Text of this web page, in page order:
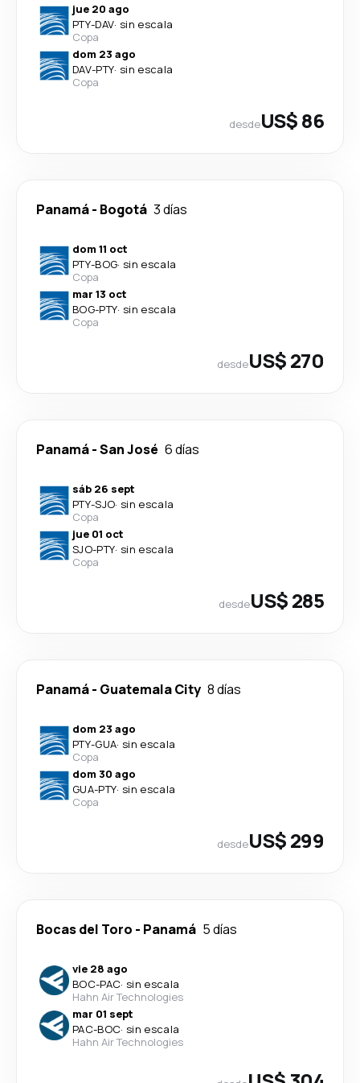
jue 20 ago
PTY-DAV· sin escala
Copa
dom 23 ago
DAV-PTY· sin escala
Copa
desdeUS$ 86
Panamá- Bogotá 3 días
dom 11 oct
PTY-BOG· sin escala
Copa
mar 13 oct
BOG-PTY· sin escala
Copa
desdeUS$ 270
Panamá-San José 6 días
sáb 26 sept
PTY-SJO· sin escala
Copa
jue 01 oct
SJO-PTY· sin escala
Copa
desdeUS$ 285
Panamá- Guatemala City 8 días
dom 23 ago
PTY-GUA· sin escala
Copa
dom 30 ago
GUA-PTY· sin escala
Copa
desdeUS$ 299
Bocas del Toro - Panamá 5 días
vie 28 ago
BOC-PAC· sin escala
Hahn Air Technologies
mar 01 sept
PAC-BOC· sin escala
Hahn Air Technologies